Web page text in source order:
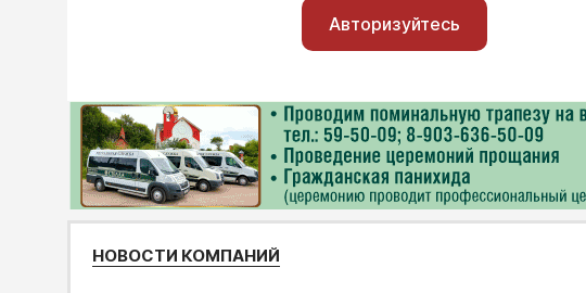
Авторизуйтесь
НОВОСТИ КОМПАНИЙ